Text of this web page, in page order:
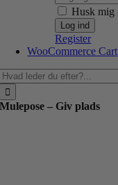
Husk mig
Register
WooCommerce Cart
Mulepose – Giv plads